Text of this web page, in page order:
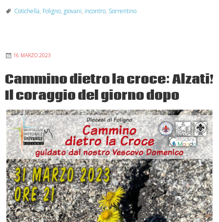
Giovani:
Cotichella, Foligno, giovani, incontro, Sorrentino
16 MARZO 2023
Cammino dietro la croce: Alzati!
Il coraggio del giorno dopo